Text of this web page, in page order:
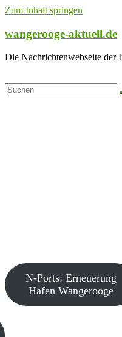
Zum Inhalt springen
wangerooge-aktuell.de
Die Nachrichtenwebseite der
N-Ports: Erneuerung
Hafen Wangerooge